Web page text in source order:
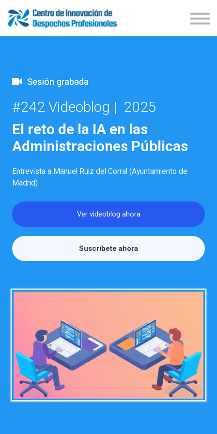
Demos Productos
Congresos
Publicaciones
Sesión grabada
#242 Videoblog | 2025
El reto de la IA en las
Administraciones Públicas
Entrevista a Manuel Ruiz del Corral (Ayuntamiento de
Madrid)
Ver videoblog ahora
Suscríbete ahora